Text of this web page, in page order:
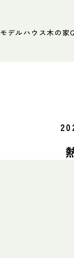
モデルハウス木の家